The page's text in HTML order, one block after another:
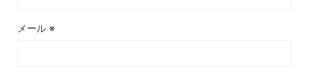
メール ※